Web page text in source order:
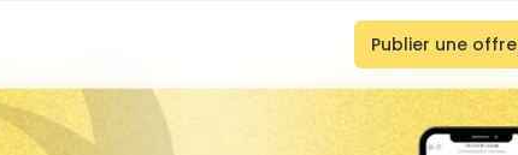
Publier une offre